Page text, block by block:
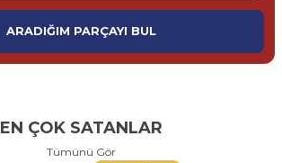
ARADIĞIM PARÇAYI BUL
EN ÇOK SATANLAR
Tümünü Gör